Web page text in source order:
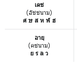
เดช
(อัชชนาม)
ศ ษ ส ห ฬ ฮ
อายุ
(คชนาม)
ย ร ล ว